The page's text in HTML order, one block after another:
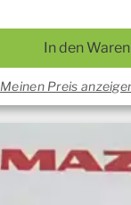
In den
Meinen Preis